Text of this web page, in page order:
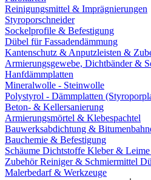
Reinigungsmittel & Imprägnierungen
Styroporschneider
Sockelprofile & Befestigung
Dübel für Fassadendämmung
Kantenschutz & Anputzleisten &
Armierungsgewebe, Dichtbänder &
Hanfdämmplatten
Mineralwolle - Steinwolle
Polystyrol - Dämmplatten
Beton- & Kellersanierung
Armierungsmörtel & Klebespachtel
Bauwerksabdichtung &
Bauchemie & Befestigung
Schäume Dichtstoffe Kleber & Leime
ZubehörReiniger & Schmiermittel
Malerbedarf & Werkzeuge